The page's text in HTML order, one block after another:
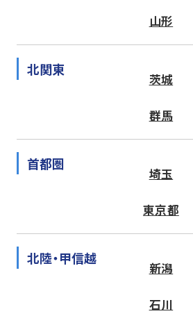
山形
北関東
茨城
群馬
首都圏
埼玉
東京都
北陸・甲信越
新潟
石川